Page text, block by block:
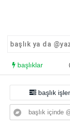
başlıklar
başlık